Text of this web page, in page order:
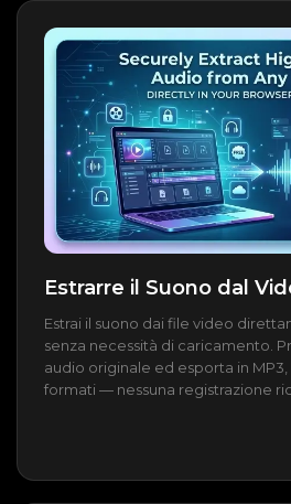
Estrarre il Suono dal
Estrai il suono dai file video
senza necessità di caricamento.
audio originale ed esporta in MP3,
formati — nessuna registrazione